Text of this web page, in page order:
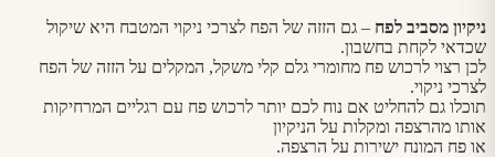
ניקיון מסביב לפח – גם הזזה של הפח לצרכי ניקוי המטבח היא שיקול
שכדאי לקחת בחשבון.
לכן רצוי לרכוש פח מחומרי גלם קלי משקל, המקלים על הזזה של הפח
לצרכי ניקוי.
תוכלו גם להחליט אם נוח לכם יותר לרכוש פח עם רגליים המרחיקות
אותו מהרצפה ומקלות על הניקיון
או פח המונח ישירות על הרצפה.